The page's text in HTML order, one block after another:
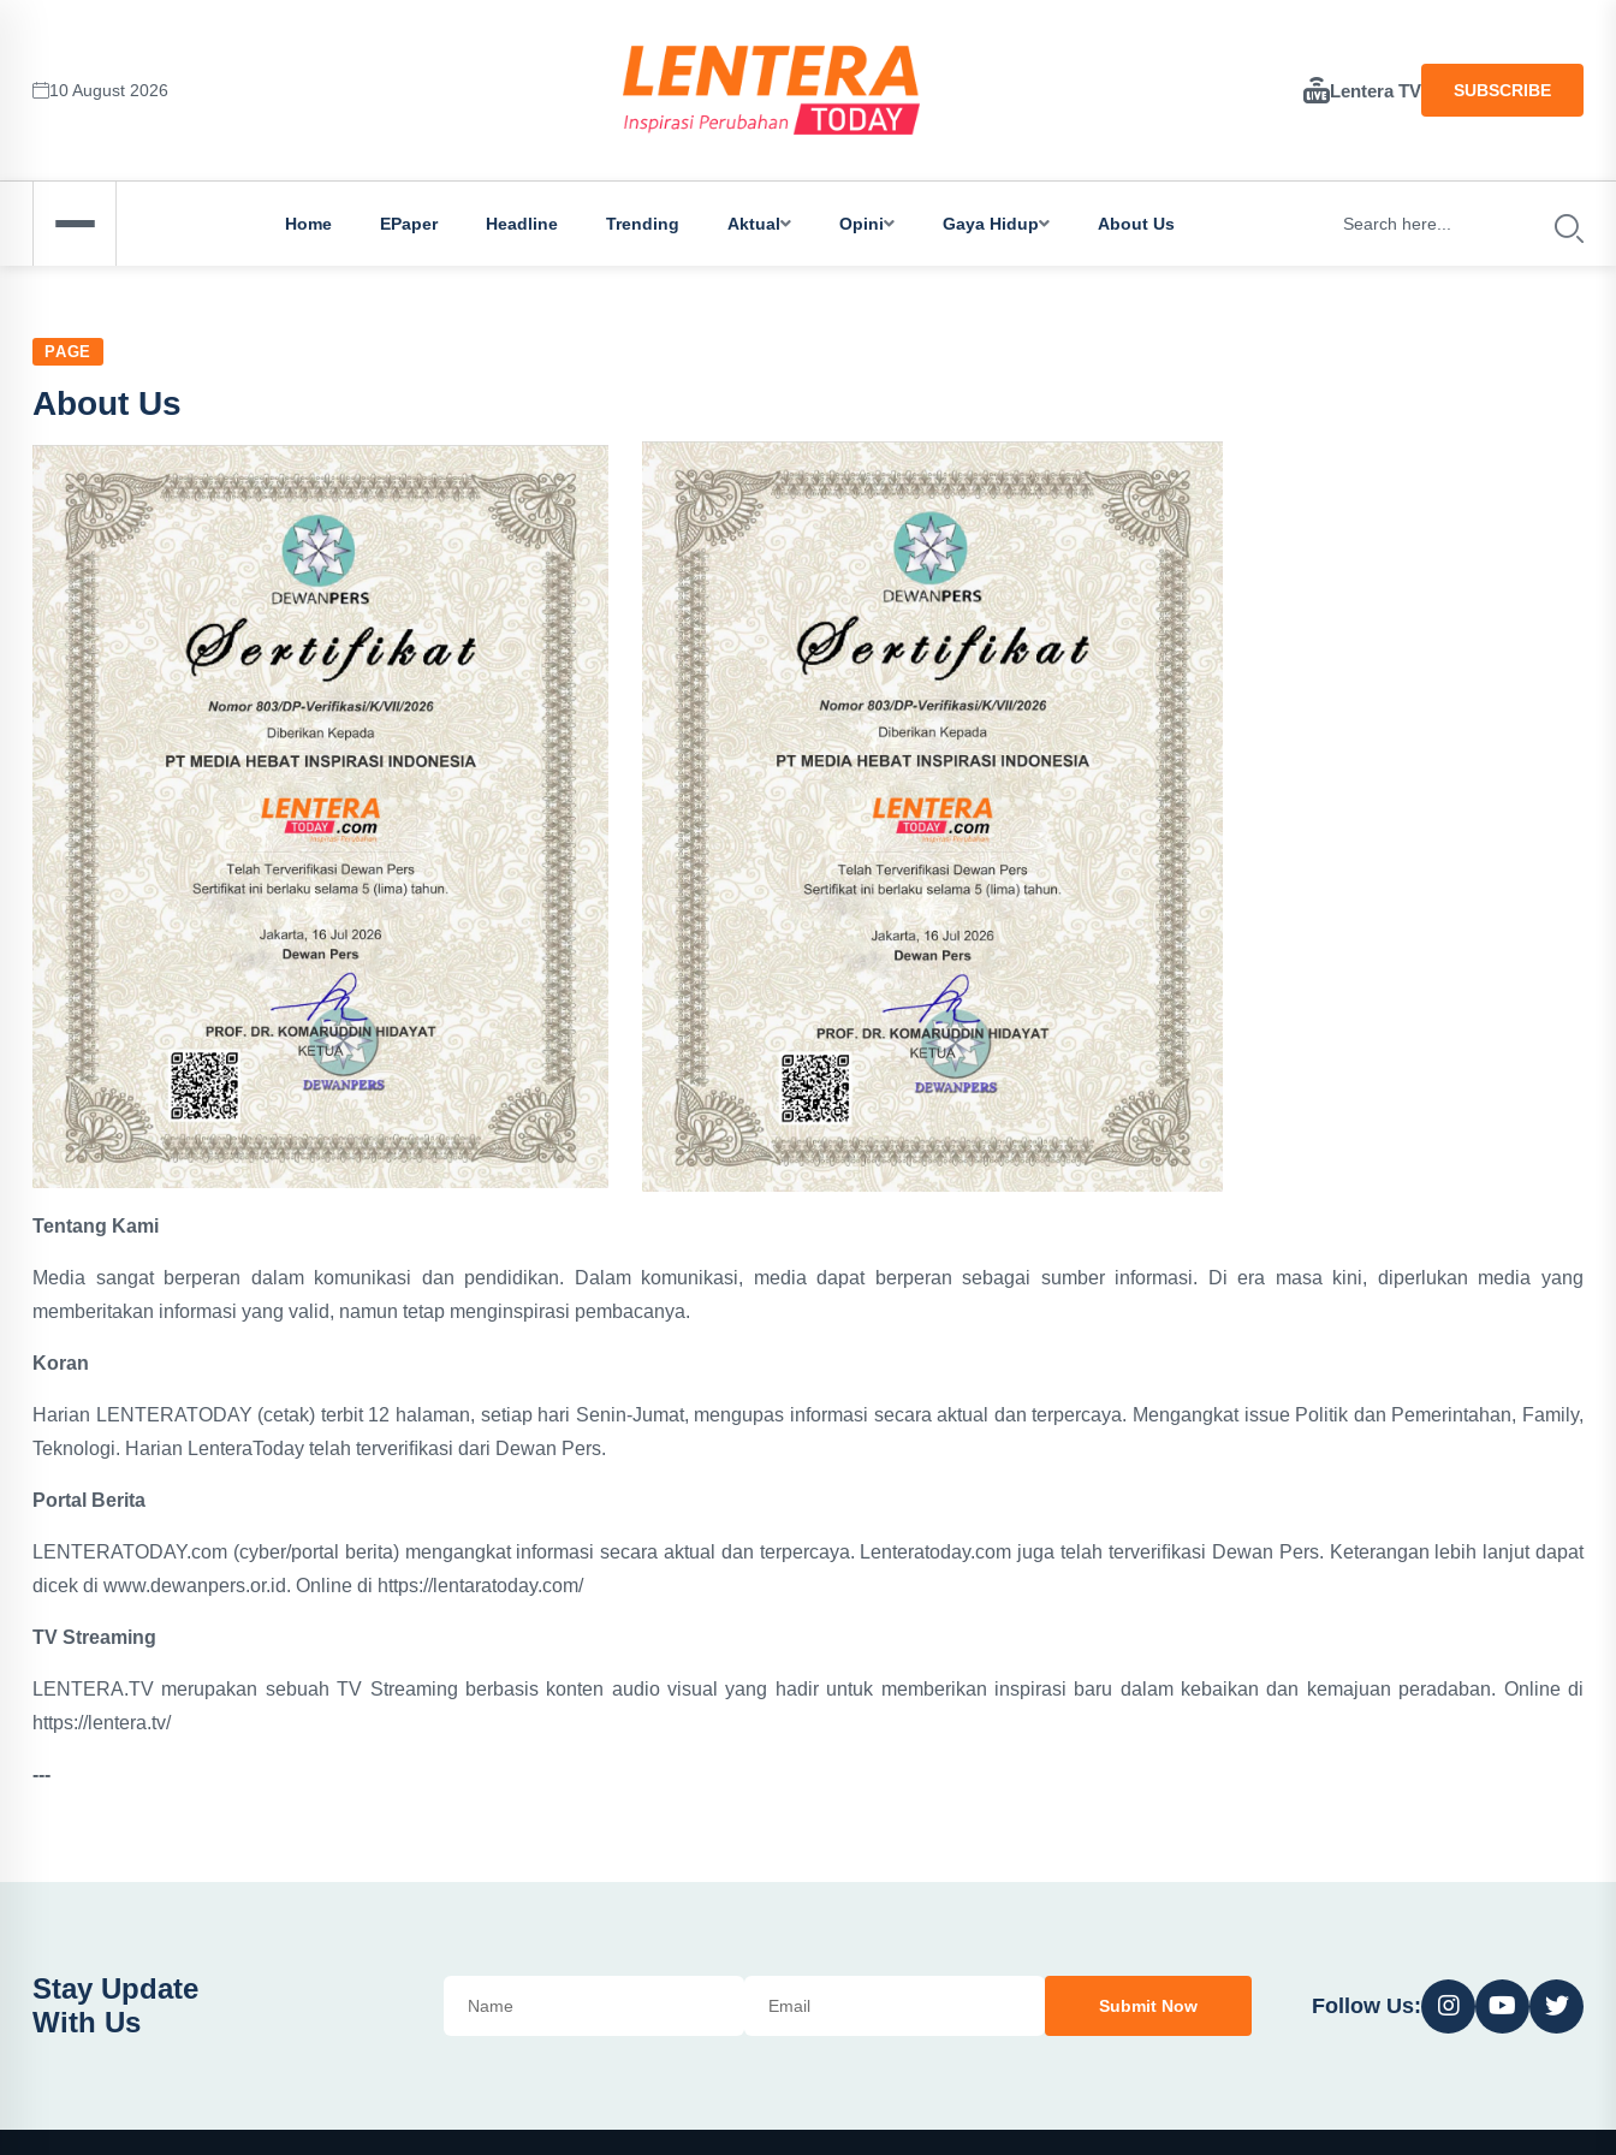
10 August 2026 Lentera TV SUBSCRIBE
Home EPaper Headline Trending Aktual Opini Gaya Hidup About Us
PAGE
About Us
Tentang Kami
Media sangat berperan dalam komunikasi dan pendidikan. Dalam komunikasi, media dapat berperan sebagai sumber informasi. Di era masa kini, diperlukan media yang
memberitakan informasi yang valid, namun tetap menginspirasi pembacanya.
Koran
Harian LENTERATODAY (cetak) terbit 12 halaman, setiap hari Senin-Jumat, mengupas informasi secara aktual dan terpercaya. Mengangkat issue Politik dan Pemerintahan, Family,
Teknologi. Harian LenteraToday telah terveriﬁkasi dari Dewan Pers.
Portal Berita
LENTERATODAY.com (cyber/portal berita) mengangkat informasi secara aktual dan terpercaya. Lenteratoday.com juga telah terveriﬁkasi Dewan Pers. Keterangan lebih lanjut dapat
dicek di www.dewanpers.or.id. Online di https://lentaratoday.com/
TV Streaming
LENTERA.TV merupakan sebuah TV Streaming berbasis konten audio visual yang hadir untuk memberikan inspirasi baru dalam kebaikan dan kemajuan peradaban. Online di
https://lentera.tv/
---
Stay Update
With Us
Submit Now Follow Us: